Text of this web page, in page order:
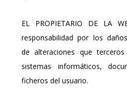
EL PROPIETARIO DE LA
responsabilidad por los
de alteraciones que
sistemas informáticos,
ficheros del usuario.